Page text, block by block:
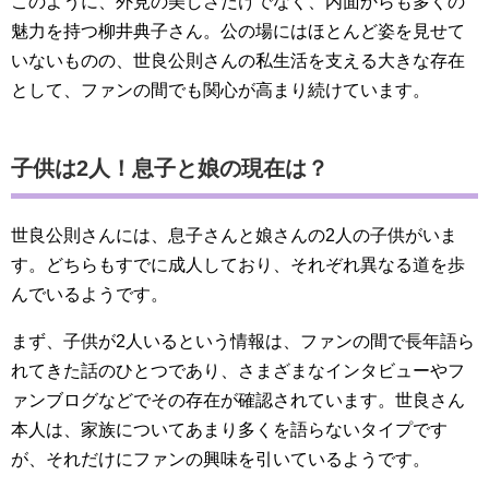
魅力を持つ柳井典子さん。公の場にはほとんど姿を見せて
いないものの、世良公則さんの私生活を支える大きな存在
として、ファンの間でも関心が高まり続けています。
子供は2人！息子と娘の現在は？
世良公則さんには、息子さんと娘さんの2人の子供がいま
す。どちらもすでに成人しており、それぞれ異なる道を歩
んでいるようです。
まず、子供が2人いるという情報は、ファンの間で長年語ら
れてきた話のひとつであり、さまざまなインタビューやフ
ァンブログなどでその存在が確認されています。世良さん
本人は、家族についてあまり多くを語らないタイプです
が、それだけにファンの興味を引いているようです。